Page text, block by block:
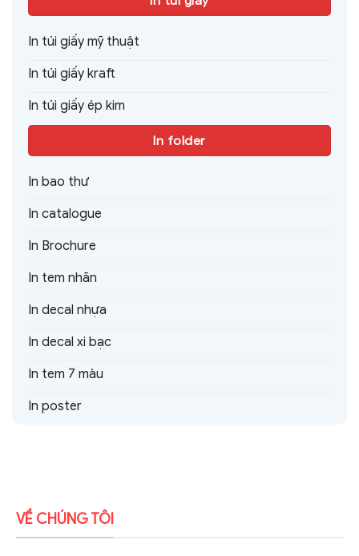
In túi giấy mỹ thuật
In túi giấy kraft
In túi giấy ép kim
In folder
In bao thư
In catalogue
In Brochure
In tem nhãn
In decal nhựa
In decal xi bạc
In tem 7 màu
In poster
VỀ CHÚNG TÔI